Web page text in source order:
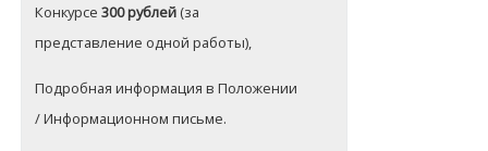
Конкурсе 300 рублей (за
представление одной работы),
Подробная информация в Положении
/ Информационном письме.